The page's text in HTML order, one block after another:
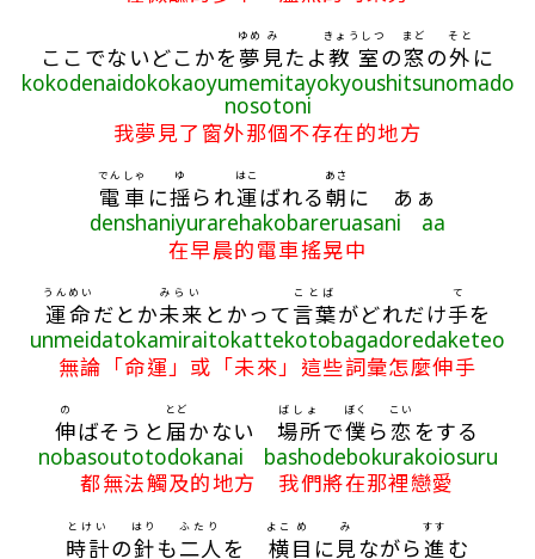
ここでないどこかを 夢
ゆめ
見
み
たよ教室
きょうしつ
の窓
まど
の外
そと
に
kokodenaidokokaoyumemitayokyoushitsunomado
nosotoni
我夢見了窗外那個不存在的地方
電車
でんしゃ
に揺
ゆ
られ運
はこ
ばれる朝
あさ
に あぁ
denshaniyurarehakobareruasani aa
在早晨的電車搖晃中
運命
うんめい
だとか未来
みらい
とかって言葉
ことば
がどれだけ手
て
を
unmeidatokamiraitokattekotobagadoredaketeo
無論「命運」或「未來」這些詞彙怎麼伸手
伸
の
ばそうと 届
とど
かない 場所
ばしょ
で僕
ぼく
ら 恋
こい
をする
nobasoutotodokanai bashodebokurakoiosuru
都無法觸及的地方 我們將在那裡戀愛
時計
とけい
の針
はり
も二人
ふたり
を 横
よこ
目
め
に 見
み
ながら進
すす
む